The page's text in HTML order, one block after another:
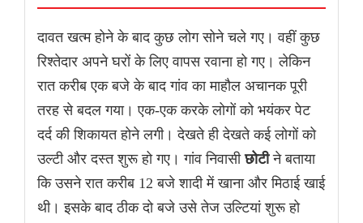
दावत खत्म होने के बाद कुछ लोग सोने चले गए। वहीं कुछ
रिश्तेदार अपने घरों के लिए वापस रवाना हो गए। लेकिन
रात करीब एक बजे के बाद गांव का माहौल अचानक पूरी
तरह से बदल गया। एक-एक करके लोगों को भयंकर पेट
दर्द की शिकायत होने लगी। देखते ही देखते कई लोगों को
उल्टी और दस्त शुरू हो गए। गांव निवासीछोटीने बताया
कि उसने रात करीब 12 बजे शादी में खाना और मिठाई खाई
थी। इसके बाद ठीक दो बजे उसे तेज उल्टियां शुरू हो